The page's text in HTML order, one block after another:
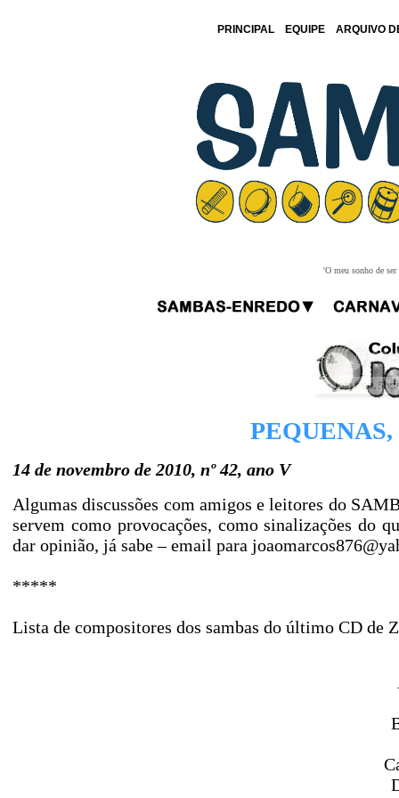
PRINCIPAL EQUIPE ARQUIVO
'O meu sonho de
14 de novembro de 2010, nº 42, ano V
Algumas discussões com amigos e leitores do
servem como provocações, como sinalizações do
dar opinião, já sabe – email para
*****
Lista de compositores dos sambas do último CD de